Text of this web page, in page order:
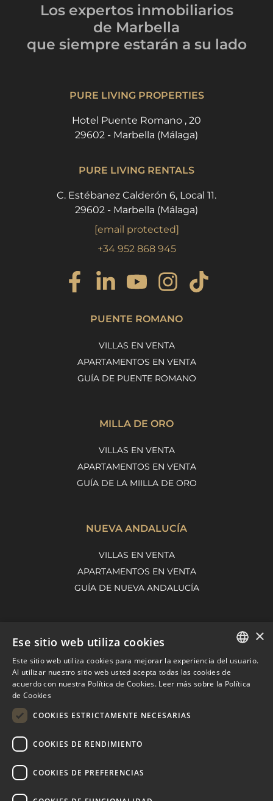
Los expertos inmobiliarios
de Marbella
que siempre estarán a su lado
PURE LIVING PROPERTIES
Hotel Puente Romano , 20
29602 - Marbella (Málaga)
PURE LIVING RENTALS
C. Estébanez Calderón 6, Local 11.
29602 - Marbella (Málaga)
[email protected]
+34 952 868 945
PUENTE ROMANO
VILLAS EN VENTA
APARTAMENTOS EN VENTA
GUÍA DE PUENTE ROMANO
MILLA DE ORO
VILLAS EN VENTA
APARTAMENTOS EN VENTA
GUÍA DE LA MIILLA DE ORO
NUEVA ANDALUCÍA
VILLAS EN VENTA
APARTAMENTOS EN VENTA
GUÍA DE NUEVA ANDALUCÍA
VILLAS EN VENTA
APARTAMENTOS EN VENTA
SPANISH
×
Ese sitio web utiliza cookies
Este sitio web utiliza cookies para mejorar la experiencia del usuario.
Al utilizar nuestro sitio web usted acepta todas las cookies de
acuerdo con nuestra Política de Cookies. Leer más sobre la Política
de Cookies
COOKIES ESTRICTAMENTE NECESARIAS
COOKIES DE RENDIMIENTO
COOKIES DE PREFERENCIAS